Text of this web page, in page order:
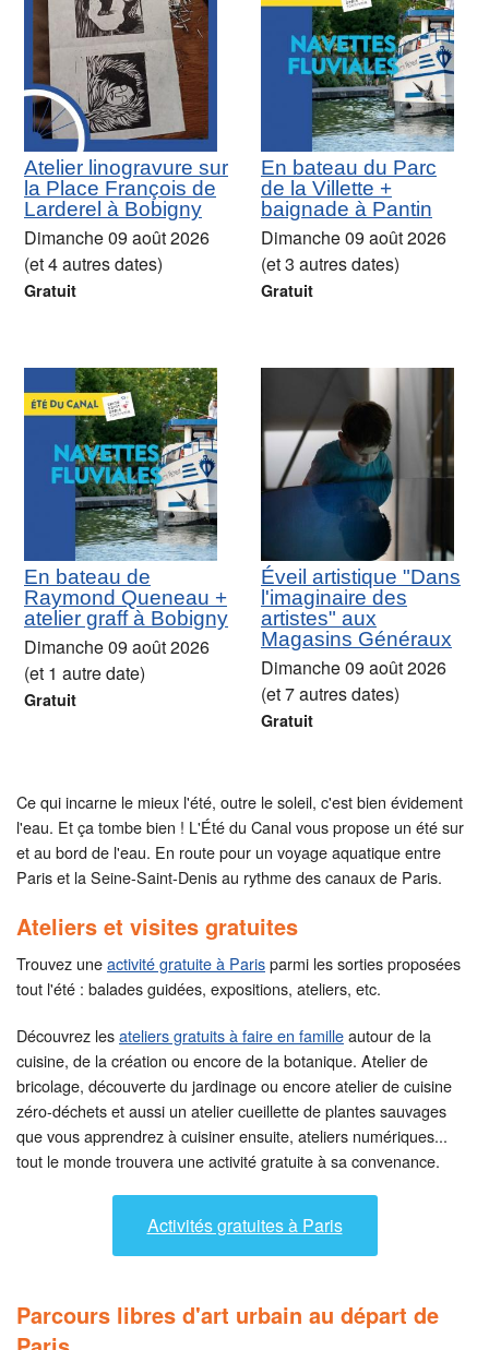
Atelier linogravure sur
la Place François de
Larderel à Bobigny
Dimanche 09 août 2026
(et 4 autres dates)
Gratuit
En bateau du Parc
de la Villette +
baignade à Pantin
Dimanche 09 août 2026
(et 3 autres dates)
Gratuit
En bateau de
Raymond Queneau +
atelier graff à Bobigny
Dimanche 09 août 2026
(et 1 autre date)
Gratuit
Éveil artistique "Dans
l'imaginaire des
artistes" aux
Magasins Généraux
Dimanche 09 août 2026
(et 7 autres dates)
Gratuit
Ce qui incarne le mieux l'été, outre le soleil, c'est bien évidement
l'eau. Et ça tombe bien ! L'Été du Canal vous propose un été sur
et au bord de l'eau. En route pour un voyage aquatique entre
Paris et la Seine-Saint-Denis au rythme des canaux de Paris.
Ateliers et visites gratuites
Trouvez uneactivité gratuite à Parisparmi les sorties proposées
tout l'été : balades guidées, expositions, ateliers, etc.
Découvrez lesateliers gratuits à faire en familleautour de la
cuisine, de la création ou encore de la botanique. Atelier de
bricolage, découverte du jardinage ou encore atelier de cuisine
zéro-déchets et aussi un atelier cueillette de plantes sauvages
que vous apprendrez à cuisiner ensuite, ateliers numériques...
tout le monde trouvera une activité gratuite à sa convenance.
Activités gratuites à Paris
Parcours libres d'art urbain au départ de